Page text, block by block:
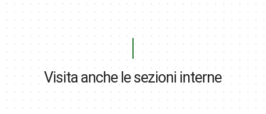
Visita anche le sezioni interne